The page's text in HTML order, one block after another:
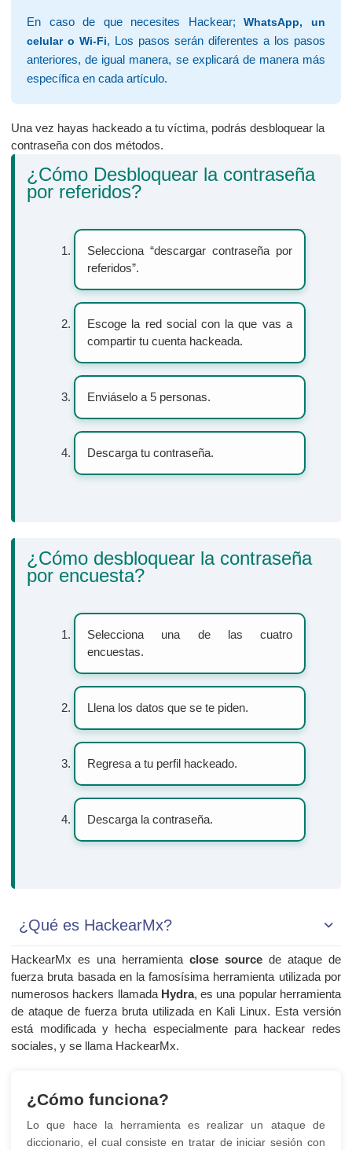
En caso de que necesites Hackear;WhatsApp, un
celular o Wi-Fi, Los pasos serán diferentes a los pasos
anteriores, de igual manera, se explicará de manera más
específica en cada artículo.
Una vez hayas hackeado a tu víctima, podrás desbloquear la
contraseña con dos métodos.
¿Cómo Desbloquear la contraseña
por referidos?
Selecciona “descargar contraseña por
referidos”.
Escoge la red social con la que vas a
compartir tu cuenta hackeada.
Enviáselo a 5 personas.
Descarga tu contraseña.
¿Cómo desbloquear la contraseña
por encuesta?
Selecciona una de las cuatro
encuestas.
Llena los datos que se te piden.
Regresa a tu perfil hackeado.
Descarga la contraseña.
¿Qué es HackearMx?
HackearMx es una herramienta close sourcede ataque de
fuerza bruta basada en la famosísima herramienta utilizada por
numerosos hackers llamada Hydra, es una popular herramienta
de ataque de fuerza bruta utilizada en Kali Linux. Esta versión
está modificada y hecha especialmente para hackear redes
sociales, y se llama HackearMx.
¿Cómo funciona?
Lo que hace la herramienta es realizar un ataque de
diccionario, el cual consiste en tratar de iniciar sesión con